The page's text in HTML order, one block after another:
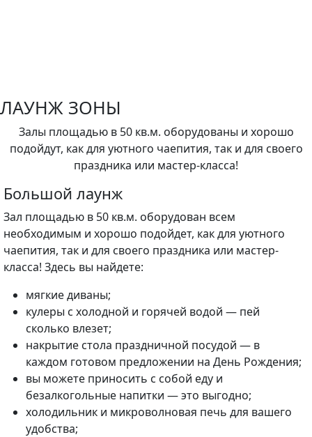
ЛАУНЖ ЗОНЫ
Залы площадью в 50 кв.м. оборудованы и хорошо
подойдут, как для уютного чаепития, так и для своего
праздника или мастер-класса!
Большой лаунж
Зал площадью в 50 кв.м. оборудован всем
необходимым и хорошо подойдет, как для уютного
чаепития, так и для своего праздника или мастер-
класса! Здесь вы найдете:
мягкие диваны;
кулеры с холодной и горячей водой — пей
сколько влезет;
накрытие стола праздничной посудой — в
каждом готовом предложении на День Рождения;
вы можете приносить с собой еду и
безалкогольные напитки — это выгодно;
холодильник и микроволновая печь для вашего
удобства;